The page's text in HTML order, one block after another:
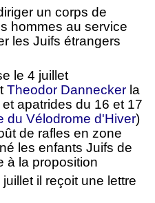
un corps de
hommes au service
les Juifs étrangers
le 4 juillet
Theodor Dannecker la
apatrides du 16 et 17
du Vélodrome d'Hiver)
de rafles en zone
les enfants Juifs de
à la proposition
juillet il reçoit une lettre